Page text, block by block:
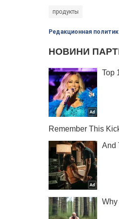
продукты
Редакционная